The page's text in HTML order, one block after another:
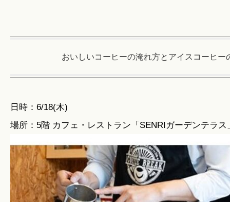
おいしいコーヒーの淹れ方とアイスコーヒー
日時：6/18(木)
場所：5階 カフェ・レストラン「SENRIガーデンテラス